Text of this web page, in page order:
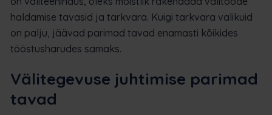
haldamise tavasid ja tarkvara. Kuigi tarkvara valikuid
on palju, jäävad parimad tavad enamasti kõikides
tööstusharudes samaks.
Välitegevuse juhtimise parimad
tavad